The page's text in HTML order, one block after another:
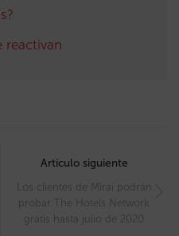
reactivan
Artículo siguiente
Los clientes de Mirai podrán
probar The Hotels Network
gratis hasta julio de 2020